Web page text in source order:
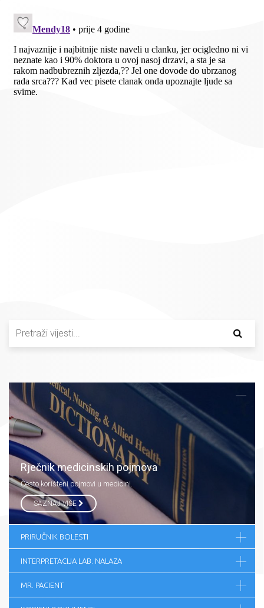
Rječnik medicinskih pojmova
Često korišteni pojmovi u medicini.
SAZNAJ VIŠE
PRIRUČNIK BOLESTI
INTERPRETACIJA LAB. NALAZA
MR. PACIENT